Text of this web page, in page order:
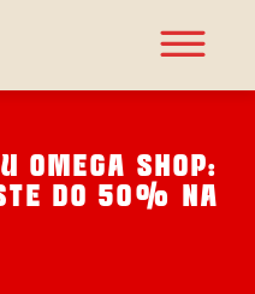
OMEGA SHOP:
DO 50% NA